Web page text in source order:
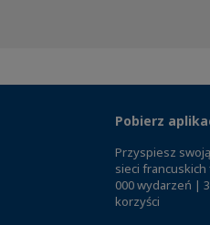
Pobierz
Przyspiesz
sieci francuskich
000 wydarzeń |
korzyści